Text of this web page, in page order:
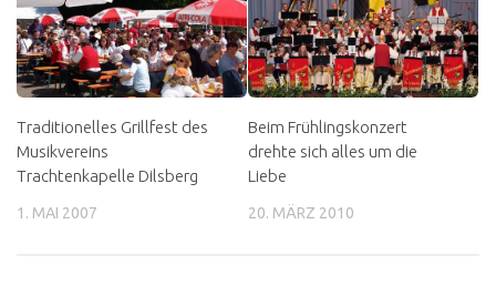
Traditionelles Grillfest des
Musikvereins
Trachtenkapelle Dilsberg
1. MAI 2007
Beim Frühlingskonzert
drehte sich alles um die
Liebe
20. MÄRZ 2010